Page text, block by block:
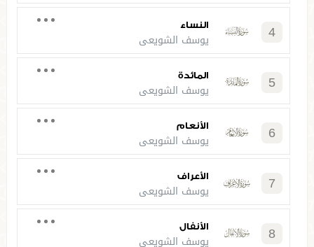
4 النساء
يوسف الشويعي
5 المائدة
يوسف الشويعي
6 الأنعام
يوسف الشويعي
7 الأعراف
يوسف الشويعي
8 الأنفال
يوسف الشويعي